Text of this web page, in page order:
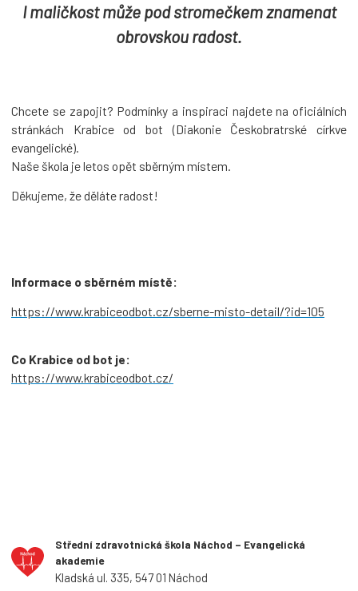
I maličkost může pod stromečkem znamenat
obrovskou radost.
Chcete se zapojit? Podmínky a inspiraci najdete na oficiálních
stránkách Krabice od bot (Diakonie Českobratrské církve
evangelické).
Naše škola je letos opět sběrným místem.
Děkujeme, že děláte radost!
Informace o sběrném místě:
https://www.krabiceodbot.cz/sberne-misto-detail/?id=105
Co Krabice od bot je:
https://www.krabiceodbot.cz/
Střední zdravotnická škola Náchod – Evangelická
akademie
Kladská ul. 335, 547 01 Náchod